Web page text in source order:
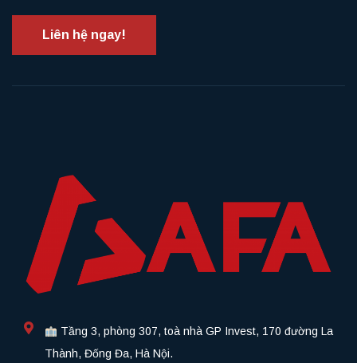
Liên hệ ngay!
Tầng 3, phòng 307, toà nhà GP Invest, 170 đường La
Thành, Đống Đa, Hà Nội.